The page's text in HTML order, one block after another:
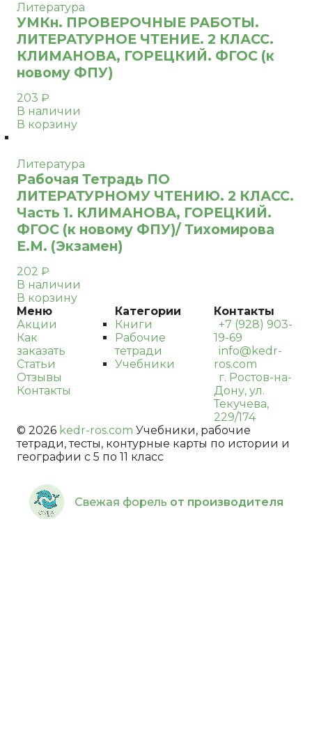
Литература
УМКн. ПРОВЕРОЧНЫЕ РАБОТЫ.
ЛИТЕРАТУРНОЕ ЧТЕНИЕ. 2 КЛАСС.
КЛИМАНОВА, ГОРЕЦКИЙ. ФГОС (к
новому ФПУ)
203 ₽
В наличии
В корзину
Литература
Рабочая Тетрадь ПО
ЛИТЕРАТУРНОМУ ЧТЕНИЮ. 2 КЛАСС.
Часть 1. КЛИМАНОВА, ГОРЕЦКИЙ.
ФГОС (к новому ФПУ)/ Тихомирова
Е.М. (Экзамен)
202 ₽
В наличии
В корзину
Меню
Акции
Как
заказать
Статьи
Отзывы
Контакты
Категории
Книги
Рабочие
тетради
Учебники
Контакты
+7 (928) 903-
19-69
info@kedr-
ros.com
г. Ростов-на-
Дону, ул.
Текучева,
229/174
© 2026 kedr-ros.com Учебники, рабочие
тетради, тесты, контурные карты по истории и
географии с 5 по 11 класс
Свежая форель от производителя